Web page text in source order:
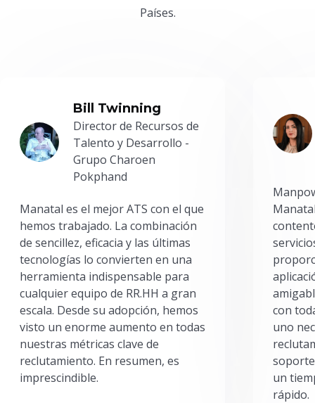
Países.
Bill Twinning
Director de Recursos de
Talento y Desarrollo -
Grupo Charoen
Pokphand
Manatal es el mejor ATS con el que
hemos trabajado. La combinación
de sencillez, eficacia y las últimas
tecnologías lo convierten en una
herramienta indispensable para
cualquier equipo de RR.HH a gran
escala. Desde su adopción, hemos
visto un enorme aumento en todas
nuestras métricas clave de
reclutamiento. En resumen, es
imprescindible.
con
uno
un
rápido.